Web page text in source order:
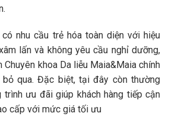
nhu cầu trẻ hóa toàn diện với hiệu
lấn và không yêu cầu nghỉ dưỡng,
Chuyên khoa Da liễu Maia&Maia chính
qua. Đặc biệt, tại đây còn thường
trình ưu đãi giúp khách hàng tiếp cận
cấp với mức giá tối ưu